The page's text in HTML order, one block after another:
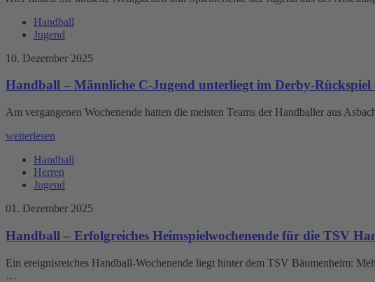
Handball
Jugend
10. Dezember 2025
Handball – Männliche C-Jugend unterliegt im Derby-Rückspiel
Am vergangenen Wochenende hatten die meisten Teams der Handballer aus
weiterlesen
Handball
Herren
Jugend
01. Dezember 2025
Handball – Erfolgreiches Heimspielwochenende für die TSV
Ein ereignisreiches Handball-Wochenende liegt hinter dem TSV Bäumenheim:
…